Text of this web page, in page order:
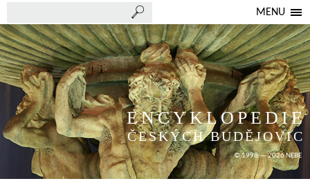
MENU
ENCYKLOPEDIE
ČESKÝCH BUDĚJOVIC
© 1998 — 2026 NEBE